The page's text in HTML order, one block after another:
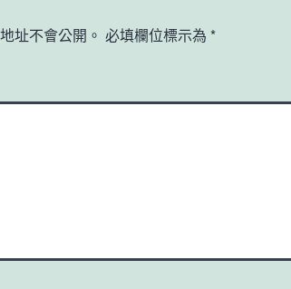
址不會公開。 必填欄位標示為 *